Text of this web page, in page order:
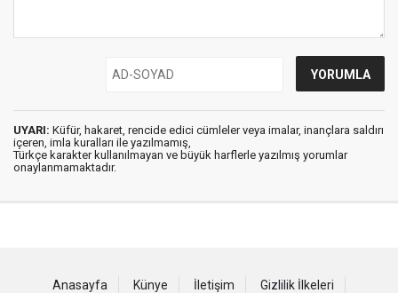
UYARI: Küfür, hakaret, rencide edici cümleler veya imalar, inançlara saldırı
içeren, imla kuralları ile yazılmamış,
Türkçe karakter kullanılmayan ve büyük harflerle yazılmış yorumlar
onaylanmamaktadır.
Anasayfa Künye İletişim
Gizlilik İlkeleri